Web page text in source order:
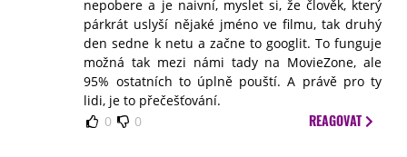
nepobere a je naivní, myslet si, že člověk, který
párkrát uslyší nějaké jméno ve filmu, tak druhý
den sedne k netu a začne to googlit. To funguje
možná tak mezi námi tady na MovieZone, ale
95% ostatních to úplně pouští. A právě pro ty
lidi, je to přečešťování.
0
0 REAGOVAT